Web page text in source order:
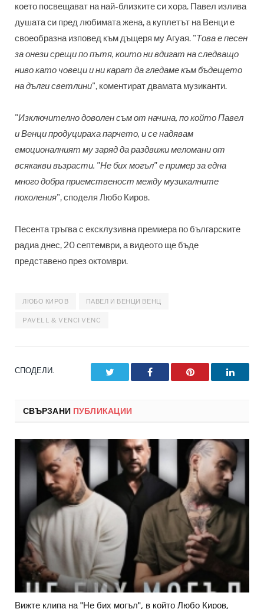
което посвещават на най-близките си хора. Павел излива
душата си пред любимата жена, а куплетът на Венци е
своеобразна изповед към дъщеря му Агуая. "Това е песен
за онези срещи по пътя, които ни вдигат на следващо
ниво като човеци и ни карат да гледаме към бъдещето
на дълги светлини", коментират двамата музиканти.
"Изключително доволен съм от начина, по който Павел
и Венци продуцираха парчето, и се надявам
емоционалният му заряд да раздвижи меломани от
всякакви възрасти. "Не бих могъл" е пример за една
много добра приемственост между музикалните
поколения", споделя Любо Киров.
Песента тръгва с ексклузивна премиера по българските
радиа днес, 20 септември, а видеото ще бъде
представено през октомври.
ЛЮБО КИРОВ ПАВЕЛ И ВЕНЦИ ВЕНЦ
PAVELL & VENCI VENC
СПОДЕЛИ. Facebook Pinterest
СВЪРЗАНИ ПУБЛИКАЦИИ
Вижте клипа на "Не бих могъл", в който Любо Киров,